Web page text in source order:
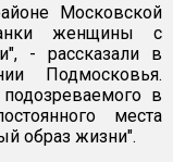
Московской
женщины с
- рассказали в
Подмосковья.
в
места
образ жизни".